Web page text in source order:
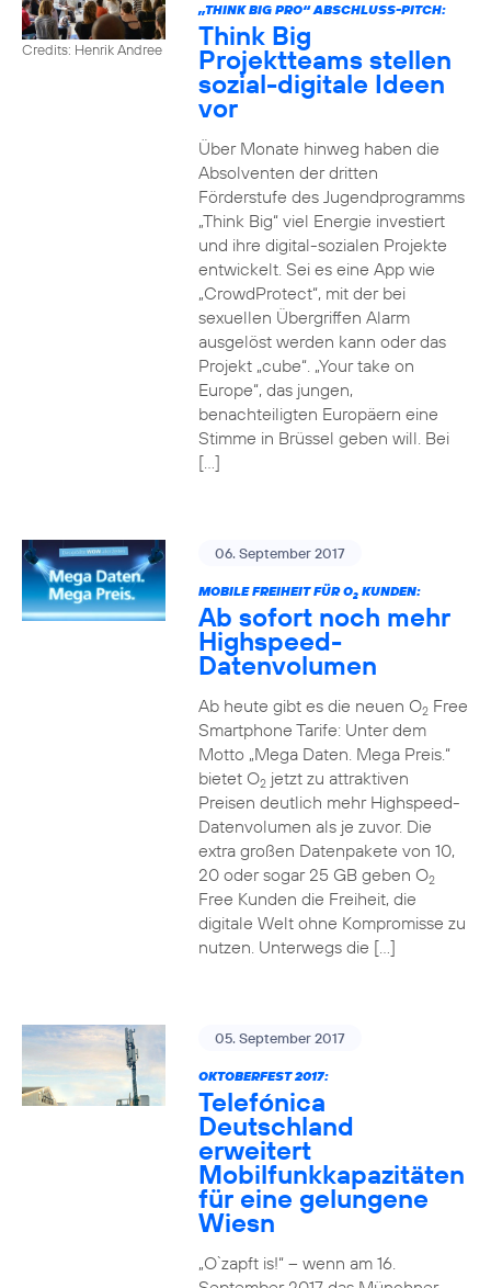
Credits: Henrik Andree
„THINK BIG PRO“ ABSCHLUSS-PITCH:
Think Big
Projektteams stellen
sozial-digitale Ideen
vor
Über Monate hinweg haben die
Absolventen der dritten
Förderstufe des Jugendprogramms
„Think Big“ viel Energie investiert
und ihre digital-sozialen Projekte
entwickelt. Sei es eine App wie
„CrowdProtect“, mit der bei
sexuellen Übergriffen Alarm
ausgelöst werden kann oder das
Projekt „cube“. „Your take on
Europe“, das jungen,
benachteiligten Europäern eine
Stimme in Brüssel geben will. Bei
[…]
06. September 2017
MOBILE FREIHEIT FÜR O2KUNDEN:
Ab sofort noch mehr
Highspeed-
Datenvolumen
Ab heute gibt es die neuen O2Free
Smartphone Tarife: Unter dem
Motto „Mega Daten. Mega Preis.“
bietet O2jetzt zu attraktiven
Preisen deutlich mehr Highspeed-
Datenvolumen als je zuvor. Die
extra großen Datenpakete von 10,
20 oder sogar 25 GB geben O2
Free Kunden die Freiheit, die
digitale Welt ohne Kompromisse zu
nutzen. Unterwegs die […]
05. September 2017
OKTOBERFEST 2017:
Telefónica
Deutschland
erweitert
Mobilfunkkapazitäten
für eine gelungene
Wiesn
„O`zapft is!“ – wenn am 16.